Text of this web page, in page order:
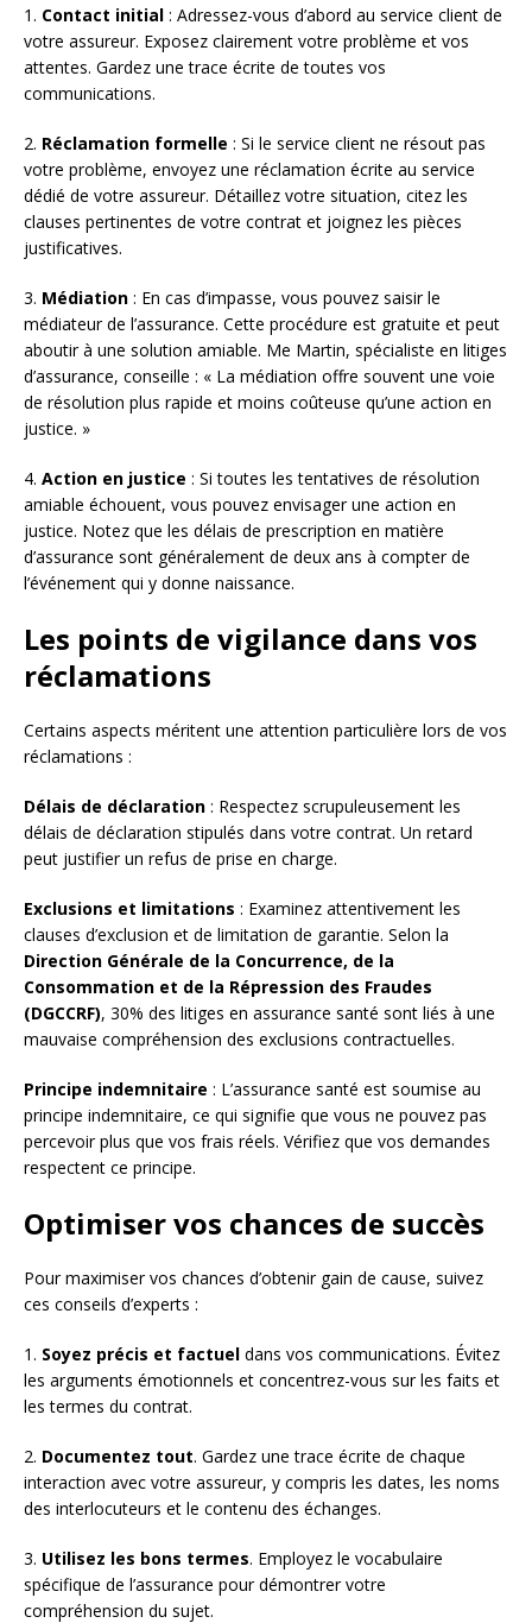
1. Contact initial : Adressez-vous d’abord au service client de
votre assureur. Exposez clairement votre problème et vos
attentes. Gardez une trace écrite de toutes vos
communications.
2. Réclamation formelle : Si le service client ne résout pas
votre problème, envoyez une réclamation écrite au service
dédié de votre assureur. Détaillez votre situation, citez les
clauses pertinentes de votre contrat et joignez les pièces
justificatives.
3. Médiation : En cas d’impasse, vous pouvez saisir le
médiateur de l’assurance. Cette procédure est gratuite et peut
aboutir à une solution amiable. Me Martin, spécialiste en litiges
d’assurance, conseille : « La médiation offre souvent une voie
de résolution plus rapide et moins coûteuse qu’une action en
justice. »
4. Action en justice : Si toutes les tentatives de résolution
amiable échouent, vous pouvez envisager une action en
justice. Notez que les délais de prescription en matière
d’assurance sont généralement de deux ans à compter de
l’événement qui y donne naissance.
Les points de vigilance dans vos
réclamations
Certains aspects méritent une attention particulière lors de vos
réclamations :
Délais de déclaration : Respectez scrupuleusement les
délais de déclaration stipulés dans votre contrat. Un retard
peut justifier un refus de prise en charge.
Exclusions et limitations : Examinez attentivement les
clauses d’exclusion et de limitation de garantie. Selon la
Direction Générale de la Concurrence, de la
Consommation et de la Répression des Fraudes
(DGCCRF), 30% des litiges en assurance santé sont liés à une
mauvaise compréhension des exclusions contractuelles.
Principe indemnitaire : L’assurance santé est soumise au
principe indemnitaire, ce qui signifie que vous ne pouvez pas
percevoir plus que vos frais réels. Vérifiez que vos demandes
respectent ce principe.
Optimiser vos chances de succès
Pour maximiser vos chances d’obtenir gain de cause, suivez
ces conseils d’experts :
1. Soyez précis et factuel dans vos communications. Évitez
les arguments émotionnels et concentrez-vous sur les faits et
les termes du contrat.
2. Documentez tout. Gardez une trace écrite de chaque
interaction avec votre assureur, y compris les dates, les noms
des interlocuteurs et le contenu des échanges.
3. Utilisez les bons termes. Employez le vocabulaire
spécifique de l’assurance pour démontrer votre
compréhension du sujet.